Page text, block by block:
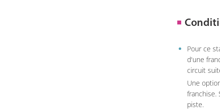
Pour ce
d'une
circuit
Une
franchise.
piste.